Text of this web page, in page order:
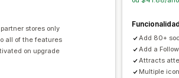
stores only
all of the features
on upgrade
Add 80+
Add a
Attracts
Multiple